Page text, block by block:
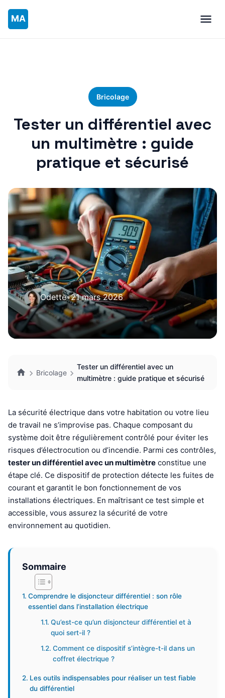
Bricolage
Tester un différentiel avec
un multimètre : guide
pratique et sécurisé
Odette•21 mars 2026
Bricolage
Tester un différentiel avec un
multimètre : guide pratique et sécurisé
La sécurité électrique dans votre habitation ou votre lieu
de travail ne s’improvise pas. Chaque composant du
système doit être régulièrement contrôlé pour éviter les
risques d’électrocution ou d’incendie. Parmi ces contrôles,
tester un différentiel avec un multimètre constitue une
étape clé. Ce dispositif de protection détecte les fuites de
courant et garantit le bon fonctionnement de vos
installations électriques. En maîtrisant ce test simple et
accessible, vous assurez la sécurité de votre
environnement au quotidien.
Sommaire
Comprendre le disjoncteur différentiel : son rôle
essentiel dans l’installation électrique
Qu’est-ce qu’un disjoncteur différentiel et à
quoi sert-il ?
Comment ce dispositif s’intègre-t-il dans un
coffret électrique ?
Les outils indispensables pour réaliser un test fiable
du différentiel